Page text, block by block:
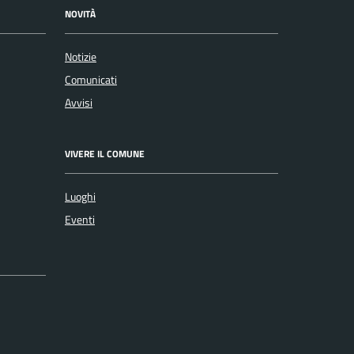
NOVITÀ
Notizie
Comunicati
Avvisi
VIVERE IL COMUNE
Luoghi
Eventi